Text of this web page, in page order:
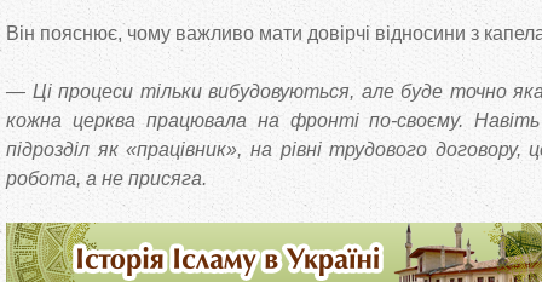
Він пояснює, чому важливо мати довірчі відносини з
— Ці процеси тільки вибудовуються, але буде точно
кожна церква працювала на фронті по-своєму.
підрозділ як «працівник», на рівні трудового
робота, а не присяга.